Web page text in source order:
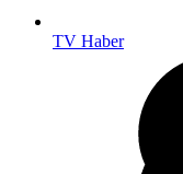
TV Haber